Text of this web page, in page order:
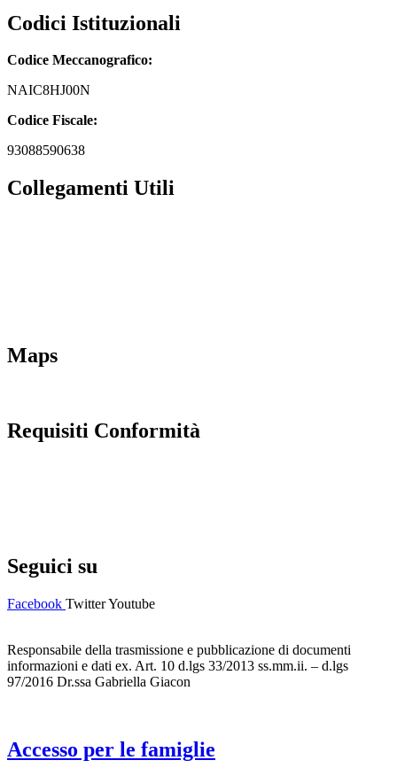
Codici Istituzionali
Codice Meccanografico:
NAIC8HJ00N
Codice Fiscale:
93088590638
Collegamenti Utili
Maps
Requisiti Conformità
Seguici su
Facebook TwitterYoutube
Responsabile della trasmissione e pubblicazione di documenti
informazioni e dati ex. Art. 10 d.lgs 33/2013 ss.mm.ii. – d.lgs
97/2016 Dr.ssa Gabriella Giacon
Accesso per le famiglie